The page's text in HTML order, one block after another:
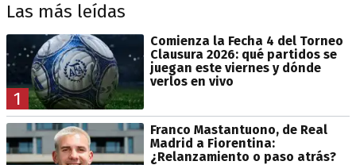
Las más leídas
1
Comienza la Fecha 4 del Torneo
Clausura 2026: qué partidos se
juegan este viernes y dónde
verlos en vivo
Franco Mastantuono, de Real
Madrid a Fiorentina:
¿Relanzamiento o paso atrás?